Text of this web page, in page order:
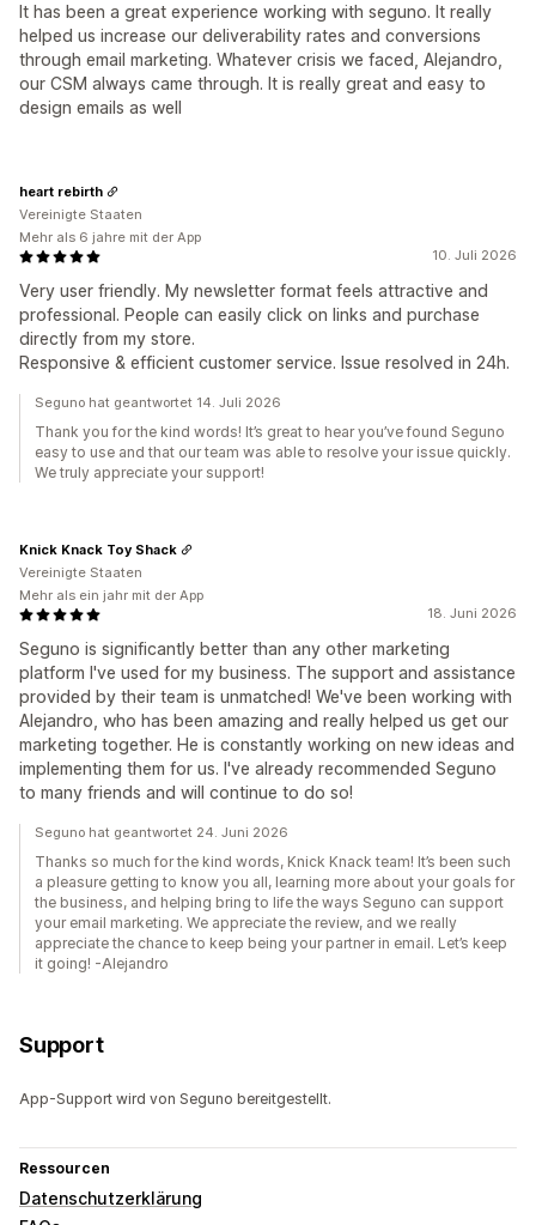
It has been a great experience working with seguno. It really
helped us increase our deliverability rates and conversions
through email marketing. Whatever crisis we faced, Alejandro,
our CSM always came through. It is really great and easy to
design emails as well
10. Juli 2026
Very user friendly. My newsletter format feels attractive and
professional. People can easily click on links and purchase
directly from my store.
Responsive & efficient customer service. Issue resolved in 24h.
heart rebirth
Vereinigte Staaten
Mehr als 6 jahre mit der App
Seguno hat geantwortet 14. Juli 2026
Thank you for the kind words! It’s great to hear you’ve found Seguno
easy to use and that our team was able to resolve your issue quickly.
We truly appreciate your support!
18. Juni 2026
Seguno is significantly better than any other marketing
platform I've used for my business. The support and assistance
provided by their team is unmatched! We've been working with
Alejandro, who has been amazing and really helped us get our
marketing together. He is constantly working on new ideas and
implementing them for us. I've already recommended Seguno
to many friends and will continue to do so!
Knick Knack Toy Shack
Vereinigte Staaten
Mehr als ein jahr mit der App
Seguno hat geantwortet 24. Juni 2026
Thanks so much for the kind words, Knick Knack team! It’s been such
a pleasure getting to know you all, learning more about your goals for
the business, and helping bring to life the ways Seguno can support
your email marketing. We appreciate the review, and we really
appreciate the chance to keep being your partner in email. Let’s keep
it going! -Alejandro
Support
App-Support wird von Seguno bereitgestellt.
Ressourcen
Datenschutzerklärung